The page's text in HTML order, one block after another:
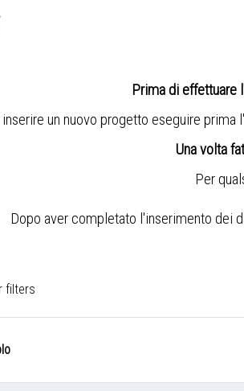
Prima di effettuare
un nuovo progetto eseguire prima l'
Una volta
Per
Dopo aver completato l'inserimento dei
filters